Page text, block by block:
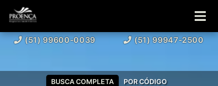
(51) 99600-0039 (51) 99947-2500
BUSCA COMPLETA POR CÓDIGO